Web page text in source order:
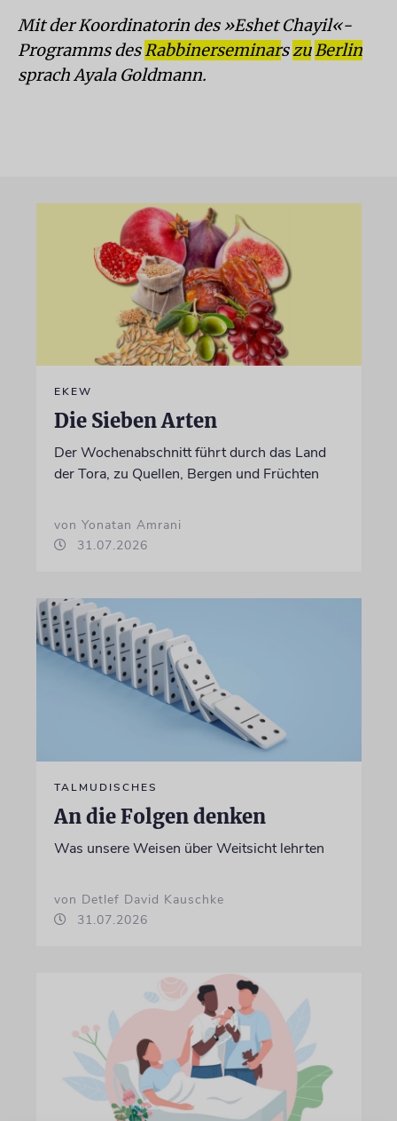
Mit der Koordinatorin des »Eshet Chayil«-
Programms des Rabbinerseminarszu Berlin
sprach Ayala Goldmann.
EKEW
Die Sieben Arten
Der Wochenabschnitt führt durch das Land
der Tora, zu Quellen, Bergen und Früchten
von Yonatan Amrani
31.07.2026
TALMUDISCHES
An die Folgen denken
Was unsere Weisen über Weitsicht lehrten
von Detlef David Kauschke
31.07.2026